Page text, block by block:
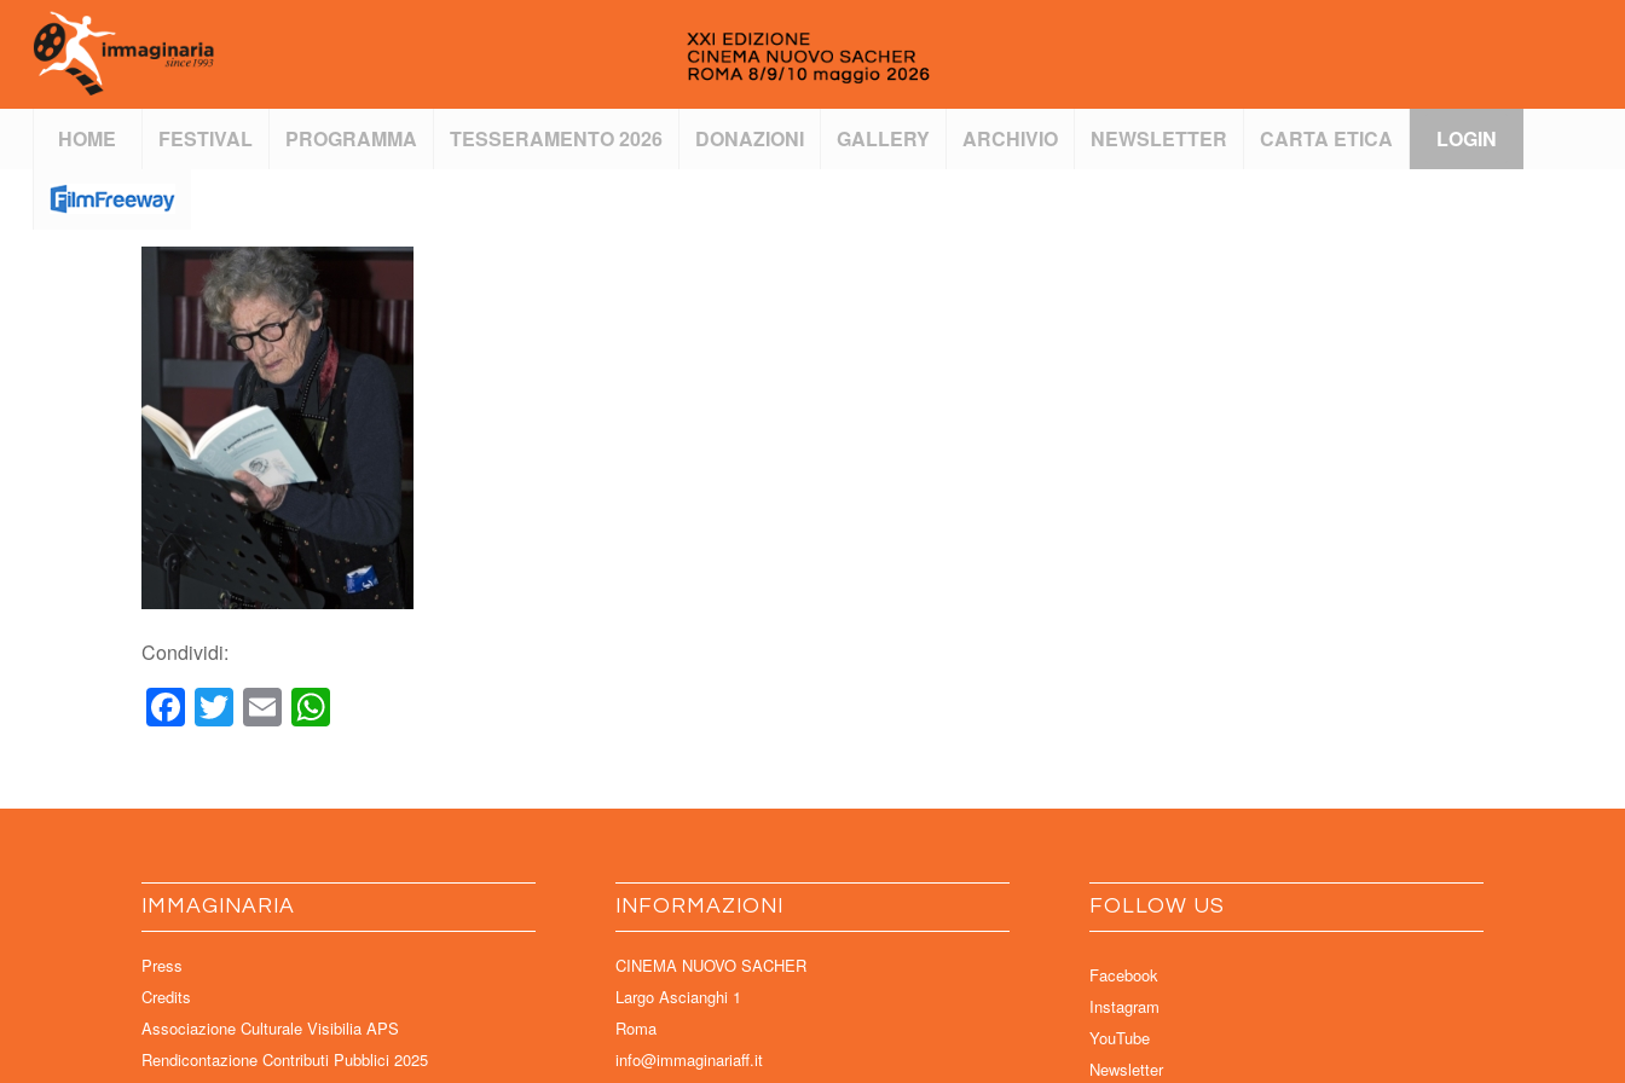
HOME FESTIVAL PROGRAMMA TESSERAMENTO 2026 DONAZIONI GALLERY ARCHIVIO NEWSLETTER CARTA ETICA LOGIN
Condividi:
Facebook
Twitter
Email
IMMAGINARIA
Press
Credits
Associazione Culturale Visibilia APS
Rendicontazione Contributi Pubblici 2025
INFORMAZIONI
CINEMA NUOVO SACHER
Largo Ascianghi 1
Roma
info@immaginariaff.it
FOLLOW US
Facebook
Instagram
YouTube
Newsletter